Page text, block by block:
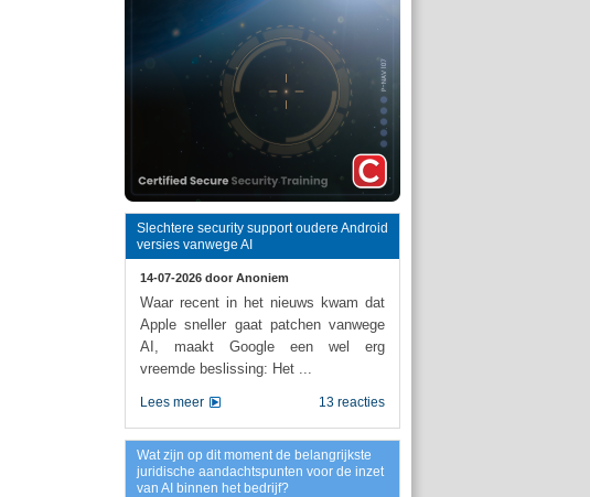
Slechtere security support oudere Android
versies vanwege AI
14-07-2026 door Anoniem
Waar recent in het nieuws kwam dat
Apple sneller gaat patchen vanwege
AI, maakt Google een wel erg
vreemde beslissing: Het ...
13 reacties
Lees meer
Wat zijn op dit moment de belangrijkste
juridische aandachtspunten voor de inzet
van AI binnen het bedrijf?